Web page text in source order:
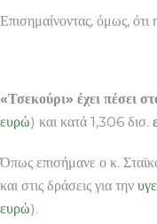
Επισημαίνοντας, όμως,
«Τσεκούρι» έχει πέσει
ευρώ) και κατά 1,306 δισ.
Όπως επισήμανε ο κ.
και στις δράσεις για την
ευρώ).